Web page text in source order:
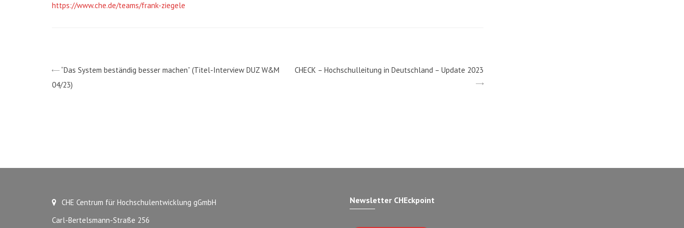
https://www.che.de/teams/frank-ziegele
“Das System beständig besser machen” (Titel-Interview DUZ W&M
04/23)
CHECK – Hochschulleitung in Deutschland – Update 2023
CHE Centrum für Hochschulentwicklung gGmbH
Carl-Bertelsmann-Straße 256
Newsletter CHEckpoint